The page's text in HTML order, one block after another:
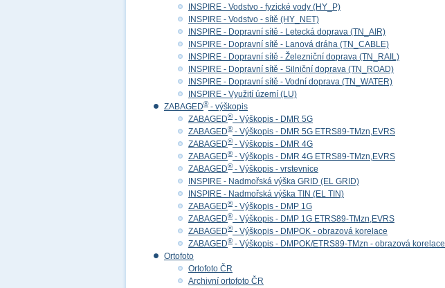
INSPIRE - Vodstvo - fyzické vody (HY_P)
INSPIRE - Vodstvo - sítě (HY_NET)
INSPIRE - Dopravní sítě - Letecká doprava (TN_AIR)
INSPIRE - Dopravní sítě - Lanová dráha (TN_CABLE)
INSPIRE - Dopravní sítě - Železniční doprava (TN_RAIL)
INSPIRE - Dopravní sítě - Silniční doprava (TN_ROAD)
INSPIRE - Dopravní sítě - Vodní doprava (TN_WATER)
INSPIRE - Využití území (LU)
ZABAGED®- výškopis
ZABAGED®- Výškopis - DMR 5G
ZABAGED®- Výškopis - DMR 5G ETRS89-TMzn,EVRS
ZABAGED®- Výškopis - DMR 4G
ZABAGED®- Výškopis - DMR 4G ETRS89-TMzn,EVRS
ZABAGED®- Výškopis - vrstevnice
INSPIRE - Nadmořská výška GRID (EL GRID)
INSPIRE - Nadmořská výška TIN (EL TIN)
ZABAGED®- Výškopis - DMP 1G
ZABAGED®- Výškopis - DMP 1G ETRS89-TMzn,EVRS
ZABAGED®- Výškopis - DMPOK - obrazová korelace
ZABAGED®- Výškopis - DMPOK/ETRS89-TMzn - obrazová korelace
Ortofoto
Ortofoto ČR
Archivní ortofoto ČR